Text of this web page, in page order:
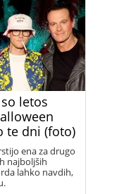
letos
te dni (foto)
ena za drugo
najboljših
lahko navdih,